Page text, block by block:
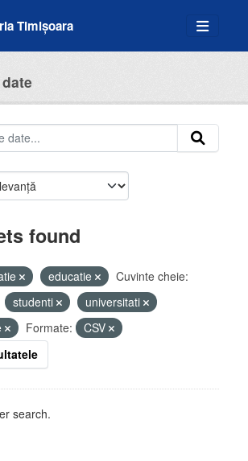
Timișoara
found
educatie
Cuvinte cheie:
studenti
universitati
Formate:
CSV
search.